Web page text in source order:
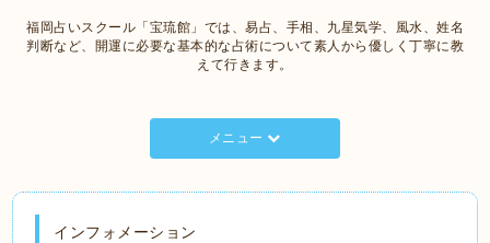
福岡占いスクール「宝琉館」では、易占、手相、九星気学、風水、姓名
判断など、開運に必要な基本的な占術について素人から優しく丁寧に教
えて行きます。
メニュー
インフォメーション